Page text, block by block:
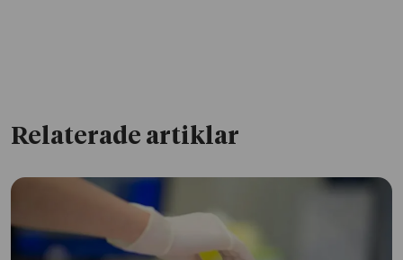
Relaterade artiklar